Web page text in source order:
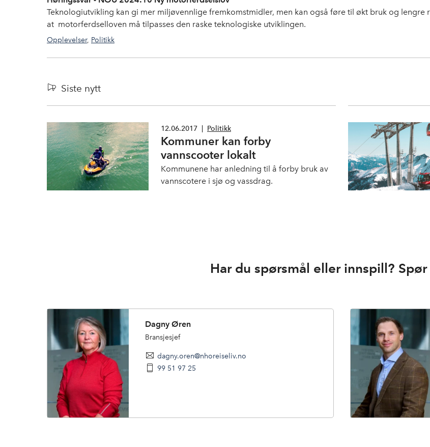
Teknologiutvikling kan gi mer miljøvennlige fremkomstmidler, men kan også føre til økt bruk og lengre
at motorferdselloven må tilpasses den raske teknologiske utviklingen.
Opplevelser, Politikk
Siste nytt
12.06.2017 Politikk
Kommuner kan forby
vannscooter lokalt
Kommunene har anledning til å forby bruk av
vannscotere i sjø og vassdrag.
Har du spørsmål eller innspill?
Dagny Øren
Bransjesjef
dagny.oren@nhoreiseliv.no
99 51 97 25